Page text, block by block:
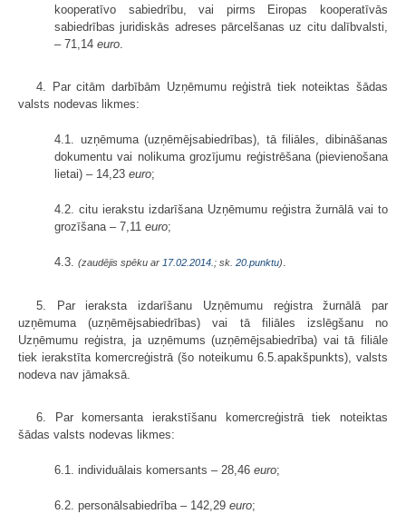
kooperatīvo sabiedrību, vai pirms Eiropas kooperatīvās
sabiedrības juridiskās adreses pārcelšanas uz citu dalībvalsti,
– 71,14 euro
4. Par citām darbībām Uzņēmumu reģistrā tiek noteiktas šādas
valsts nodevas likmes:
4.1. uzņēmuma (uzņēmējsabiedrības), tā filiāles, dibināšanas
dokumentu vai nolikuma grozījumu reģistrēšana (pievienošana
lietai) – 14,23 euro;
4.2. citu ierakstu izdarīšana Uzņēmumu reģistra žurnālā vai to
grozīšana – 7,11 euro;
4.3. (zaudējis spēku ar 17.02.2014. ; sk. 20.punktu)
5. Par ieraksta izdarīšanu Uzņēmumu reģistra žurnālā par
uzņēmuma (uzņēmējsabiedrības) vai tā filiāles izslēgšanu no
Uzņēmumu reģistra, ja uzņēmums (uzņēmējsabiedrība) vai tā filiāle
tiek ierakstīta komercreģistrā (šo noteikumu 6.5.apakšpunkts), valsts
nodeva nav jāmaksā.
6. Par komersanta ierakstīšanu komercreģistrā tiek noteiktas
šādas valsts nodevas likmes:
6.1. individuālais komersants – 28,46 euro;
6.2. personālsabiedrība – 142,29 euro;